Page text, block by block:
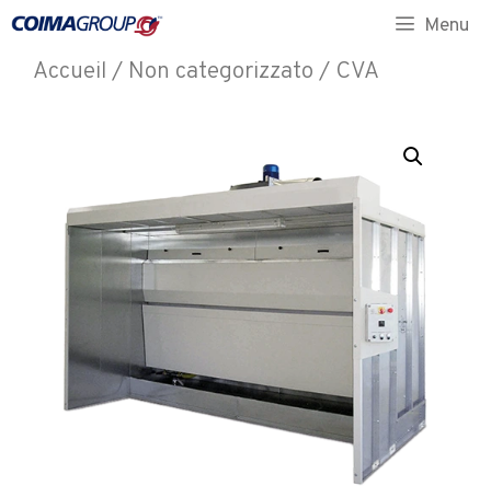
Menu
Accueil / Non categorizzato / CVA